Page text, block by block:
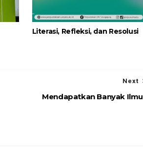
Literasi, Refleksi, dan Resolusi
Next
Mendapatkan Banyak Ilmu